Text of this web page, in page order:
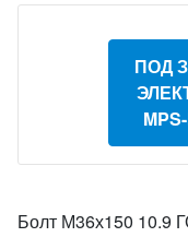
ПОД
Болт М36х150 10.9